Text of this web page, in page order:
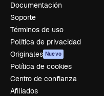
Documentación
Soporte
Términos de uso
Política de privacidad
Originales Nuevo
Política de cookies
Centro de confianza
Afiliados